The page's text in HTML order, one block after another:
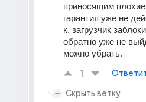
приносящим
гарантия уже не
к. загрузчик
обратно уже не
можно убрать.
1
Скрыть ветку